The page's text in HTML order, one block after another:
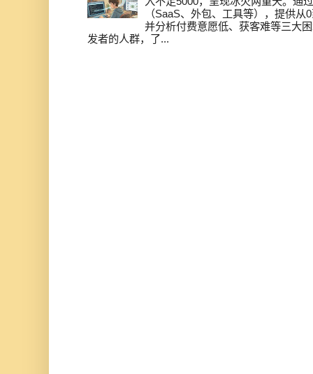
（SaaS、外包、工具等），提供
并分析付费意愿低、获客难等三大
发者的人群，了...